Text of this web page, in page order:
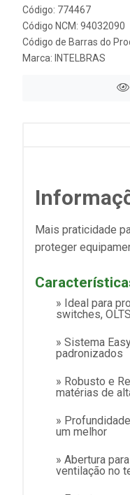
Código: 774467
Código NCM: 94032090
Código de Barras do
Marca: INTELBRAS
Mais praticidade
proteger
» Ideal para
switches,
» Sistema
padronizados
» Robusto e
matérias de
»
um melhor
» Abertura
ventilação no